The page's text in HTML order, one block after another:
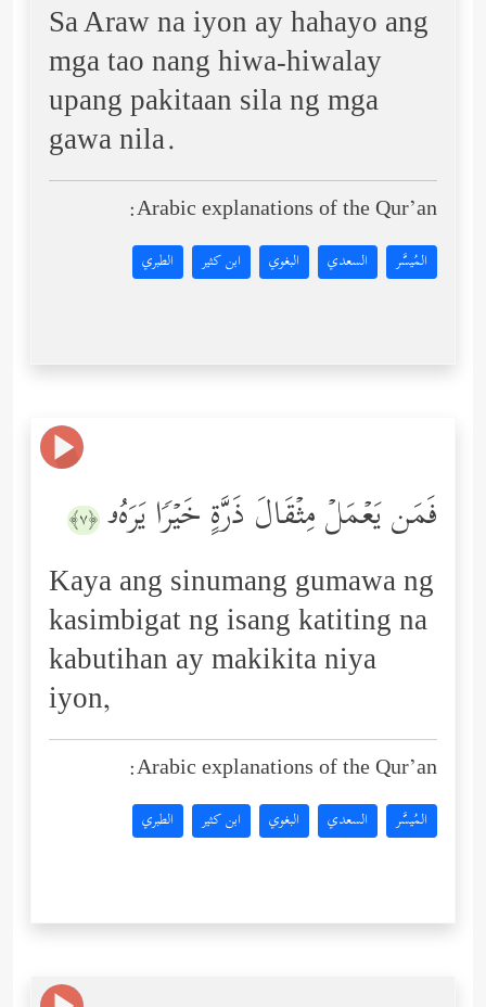
Sa Araw na iyon ay hahayo ang
mga tao nang hiwa-hiwalay
upang pakitaan sila ng mga
gawa nila.
Arabic explanations of the Qur’an:
المُيسَّر السعدي البغوي ابن كثير الطبري
فَمَن یَعۡمَلۡ مِثۡقَالَ ذَرَّةٍ خَیۡرࣰا یَرَهُۥ ﴿٧﴾
Kaya ang sinumang gumawa ng
kasimbigat ng isang katiting na
kabutihan ay makikita niya
iyon,
Arabic explanations of the Qur’an:
المُيسَّر السعدي البغوي ابن كثير الطبري